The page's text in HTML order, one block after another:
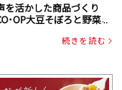
を活かした商品づくり
･OP大豆そぼろと野菜ミ
じん・コーン入り）続きを読む